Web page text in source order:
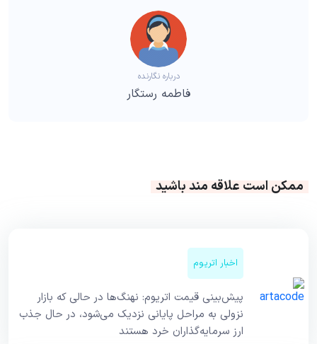
درباره نگارنده
فاطمه رستگار
ممکن است علاقه مند باشید
اخبار اتریوم
پیش‌بینی قیمت اتریوم: نهنگ‌ها در حالی که بازار
نزولی به مراحل پایانی نزدیک می‌شود، در حال جذب
ارز سرمایه‌گذاران خرد هستند